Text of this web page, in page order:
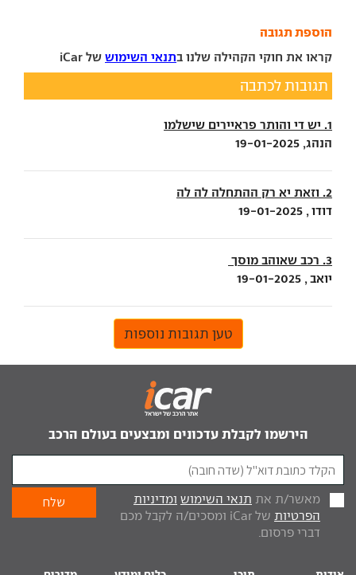
הוספת תגובה
קראו את חוקי הקהילה שלנו בתנאי השימוש של iCar
תגובות לכתבה
1. יש די והותר פראיירים שישלמו
הנהג, 19-01-2025
2. וזאת יא רק ההתחלה לה לה
דודו , 19-01-2025
3. רכב שאוהב מוסך
יואב , 19-01-2025
טען תגובות נוספות
הירשמו לקבלת עדכונים ומבצעים בעולם הרכב
מאשר/ת את תנאי השימוש ומדיניות
הפרטיות
של iCar ומסכים/ה לקבל מכם
דברי פרסום.